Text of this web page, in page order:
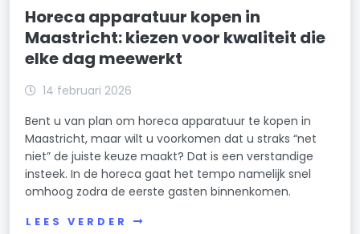
Horeca apparatuur kopen in
Maastricht: kiezen voor kwaliteit die
elke dag meewerkt
14 februari 2026
Bent u van plan om horeca apparatuur te kopen in
Maastricht, maar wilt u voorkomen dat u straks “net
niet” de juiste keuze maakt? Dat is een verstandige
insteek. In de horeca gaat het tempo namelijk snel
omhoog zodra de eerste gasten binnenkomen.
LEES VERDER